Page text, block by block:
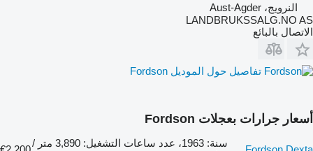
النرويج، Aust-Agder
LANDBRUKSSALG.NO AS
الاتصال بالبائع
تفاصيل حول الموديل Fordson
أسعار جرارات بعجلات Fordson
سنة: 1963، عدد ساعات التشغيل: 3,890 متر /